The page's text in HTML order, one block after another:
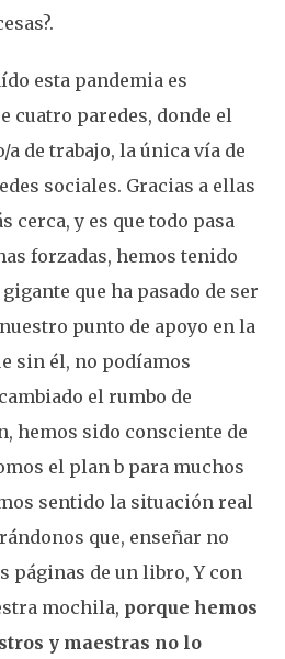
esta pandemia es
cuatro paredes, donde el
de trabajo, la única vía de
sociales. Gracias a ellas
cerca, y es que todo pasa
forzadas, hemos tenido
que ha pasado de ser
punto de apoyo en la
sin él, no podíamos
el rumbo de
hemos sido consciente de
el plan b para muchos
sentido la situación real
que, enseñar no
páginas de un libro, Y con
mochila, porque hemos
y maestras no lo